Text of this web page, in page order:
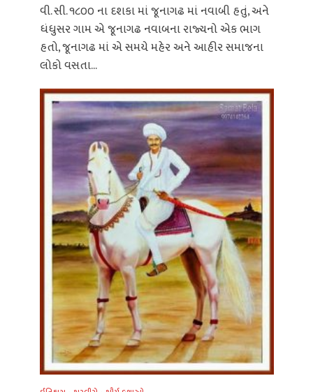
વી. સી. ૧૮૦૦ ના દશકા માં જૂનાગઢ માં નવાબી હતું, અને
ધંધુસર ગામ એ જૂનાગઢ નવાબના રાજ્યનો એક ભાગ
હતો, જૂનાગઢ માં એ સમયે મહેર અને આહીર સમાજના
લોકો વસતા...